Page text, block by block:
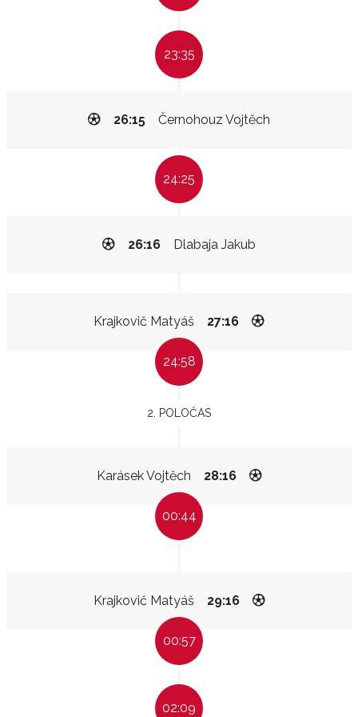
23:35
Černohouz Vojtěch
26:15
24:25
Dlabaja Jakub
26:16
Krajkovič Matyáš 27:16
24:58
2. POLOČAS
Karásek Vojtěch 28:16
00:44
Krajkovič Matyáš 29:16
00:57
02:09